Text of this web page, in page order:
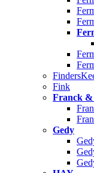
Fink
Franck &
Gedy